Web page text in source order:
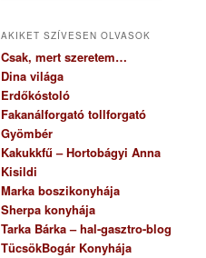
AKIKET SZÍVESEN OLVASOK
Csak, mert szeretem…
Dina világa
Erdőkóstoló
Fakanálforgató tollforgató
Gyömbér
Kakukkfű – Hortobágyi Anna
Kisildi
Marka boszikonyhája
Sherpa konyhája
Tarka Bárka – hal-gasztro-blog
TücsökBogár Konyhája